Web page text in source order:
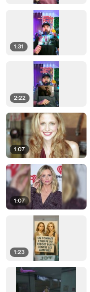
1:31
2:22
1:07
1:07
1:23